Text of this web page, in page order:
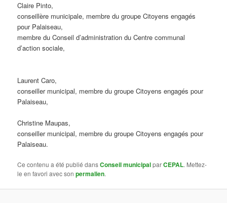
Claire Pinto,
conseillère municipale, membre du groupe Citoyens engagés
pour Palaiseau,
membre du Conseil d’administration du Centre communal
d’action sociale,
Laurent Caro,
conseiller municipal, membre du groupe Citoyens engagés pour
Palaiseau,
Christine Maupas,
conseiller municipal, membre du groupe Citoyens engagés pour
Palaiseau.
Ce contenu a été publié dansConseil municipalparCEPAL. Mettez-
le en favori avec sonpermalien.